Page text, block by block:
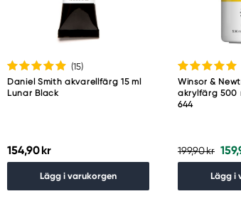
(15)
Daniel Smith akvarellfärg 15 ml
Lunar Black
154,90 kr
Lägg i varukorgen
Winsor &
akrylfärg 500
644
199,90 kr
Lägg i